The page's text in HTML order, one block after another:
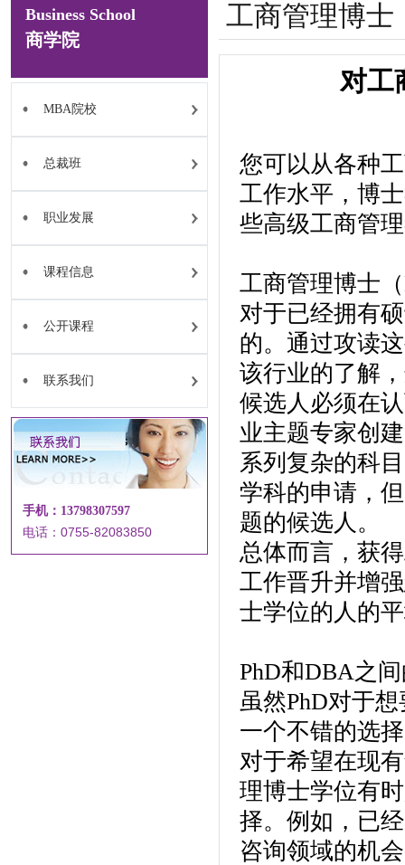
Business School
商学院
MBA院校
总裁班
职业发展
课程信息
公开课程
联系我们
手机：13798307597
电话：0755-82083850
工商管理博士
对工
您可以从各种
工作水平，博
些高级工商管
工商管理博士
对于已经拥有
的。通过攻读
该行业的了解
候选人必须在
业主题专家创
系列复杂的科
学科的申请，
题的候选人。
总体而言，获
工作晋升并增
士学位的人的
PhD和DBA之
虽然PhD对于
一个不错的选
对于希望在现
理博士学位有
择。例如，已
咨询领域的机